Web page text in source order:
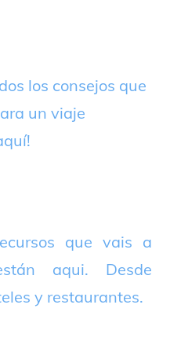
los consejos que
un viaje
que vais a
aqui. Desde
y restaurantes.